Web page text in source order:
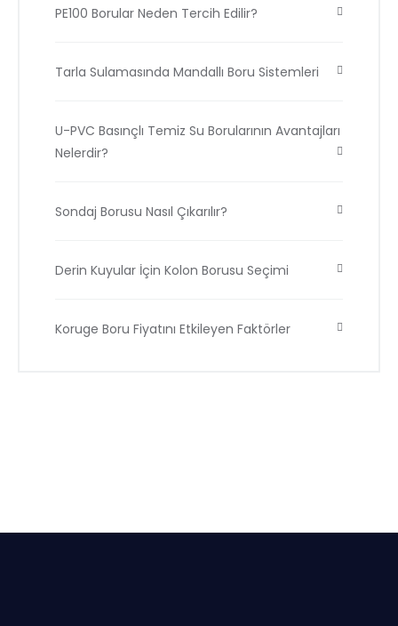
PE100 Borular Neden Tercih Edilir?
Tarla Sulamasında Mandallı Boru Sistemleri
U-PVC Basınçlı Temiz Su Borularının Avantajları
Nelerdir?
Sondaj Borusu Nasıl Çıkarılır?
Derin Kuyular İçin Kolon Borusu Seçimi
Koruge Boru Fiyatını Etkileyen Faktörler